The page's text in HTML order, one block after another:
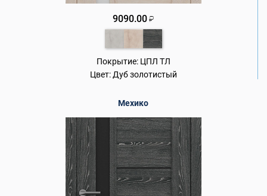
9090.00 ₽
Покрытие: ЦПЛ ТЛ
Цвет: Дуб золотистый
Мехико